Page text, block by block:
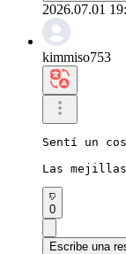
2026.07.01
kimmiso753
Sentí un
Las mejillas
0
Escribe una